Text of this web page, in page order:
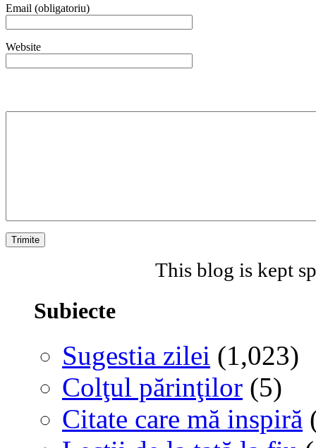
Email (obligatoriu)
Website
This blog is kept
Subiecte
Sugestia zilei (1,023)
Colţul părinţilor (5)
Citate care mă inspiră